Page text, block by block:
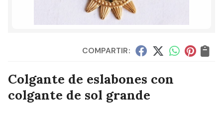
COMPARTIR:
Colgante de eslabones con
colgante de sol grande